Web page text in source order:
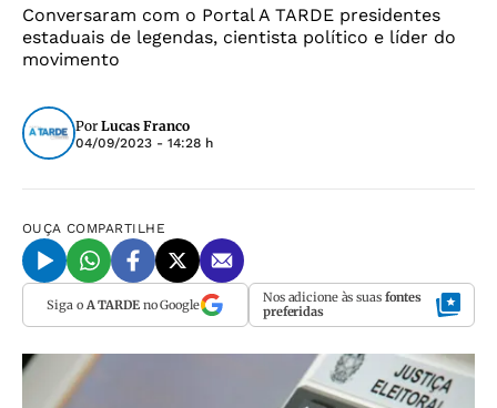
Conversaram com o Portal A TARDE presidentes
estaduais de legendas, cientista político e líder do
movimento
Por Lucas Franco
04/09/2023 - 14:28 h
OUÇA COMPARTILHE
Siga o A TARDEno Google Nos adicione às suas fontes
preferidas